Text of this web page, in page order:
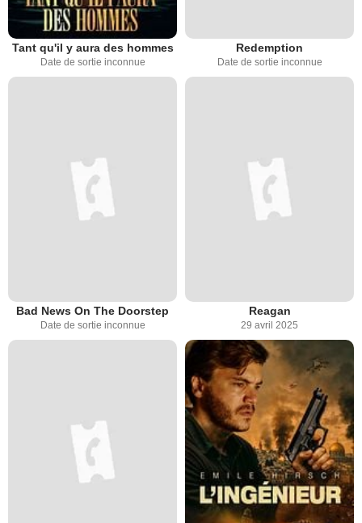
Tant qu'il y aura des hommes
Date de sortie inconnue
Redemption
Date de sortie inconnue
Bad News On The Doorstep
Date de sortie inconnue
Reagan
29 avril 2025